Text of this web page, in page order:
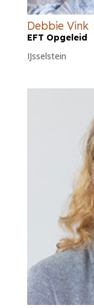
Debbie Vink
EFT Opgeleid
IJsselstein